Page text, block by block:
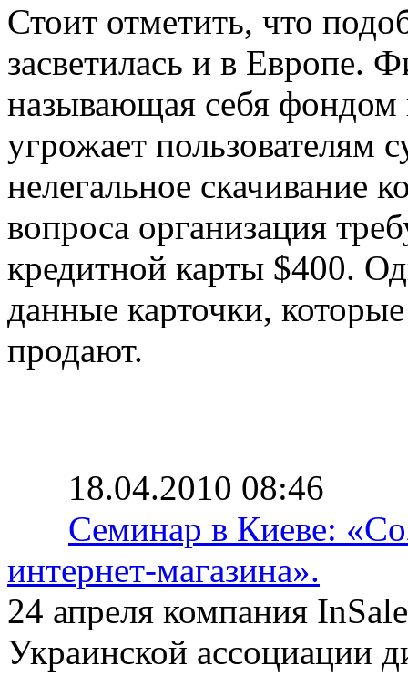
Стоит отметить, что
засветилась и в Европе.
называющая себя фондом
угрожает пользователям
нелегальное скачивание
вопроса организация
кредитной карты $400.
данные карточки,
продают.
18.04.2010 08:46
Семинар в Киеве:
интернет-магазина».
24 апреля компания
Украинской ассоциации